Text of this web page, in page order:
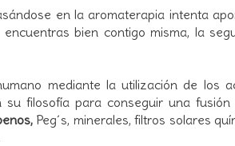
en la aromaterapia intenta
bien contigo misma, la
mediante la utilización de los
filosofía para conseguir una fusión
Peg´s, minerales, filtros solares